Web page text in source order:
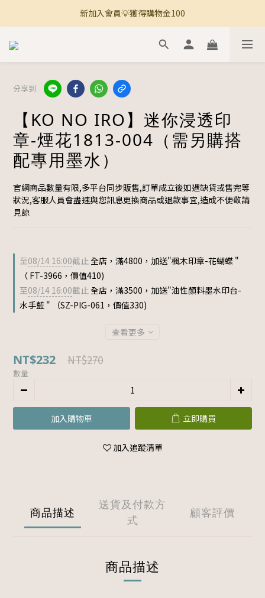
🚚 全館滿800免運 🚚
新加入會員💡獲得購物金100
🚚 全館滿800免運 🚚
分享到
【KO NO IRO】迷你浸透印
章-煙花1813-004（需另購搭
配專用墨水）
官網商品數量有限,多平台同步販售,訂單成立後如遇缺貨或售完等
狀況,客服人員會盡速與您訊息更換商品或退款事宜,造成不便敬請
見諒
至08/14 16:00截止全店，滿4800，加送"楓木印章-花蝴蝶 "
（ FT-3966，價值410)
至08/14 16:00截止全店，滿3500，加送"油性顏料墨水印台-
水手藍 " （SZ-PIG-061，價值330)
查看更多
NT$232 NT$270
數量
加入購物車 立即購買
加入追蹤清單
商品描述
送貨及付款方
式
顧客評價
商品描述